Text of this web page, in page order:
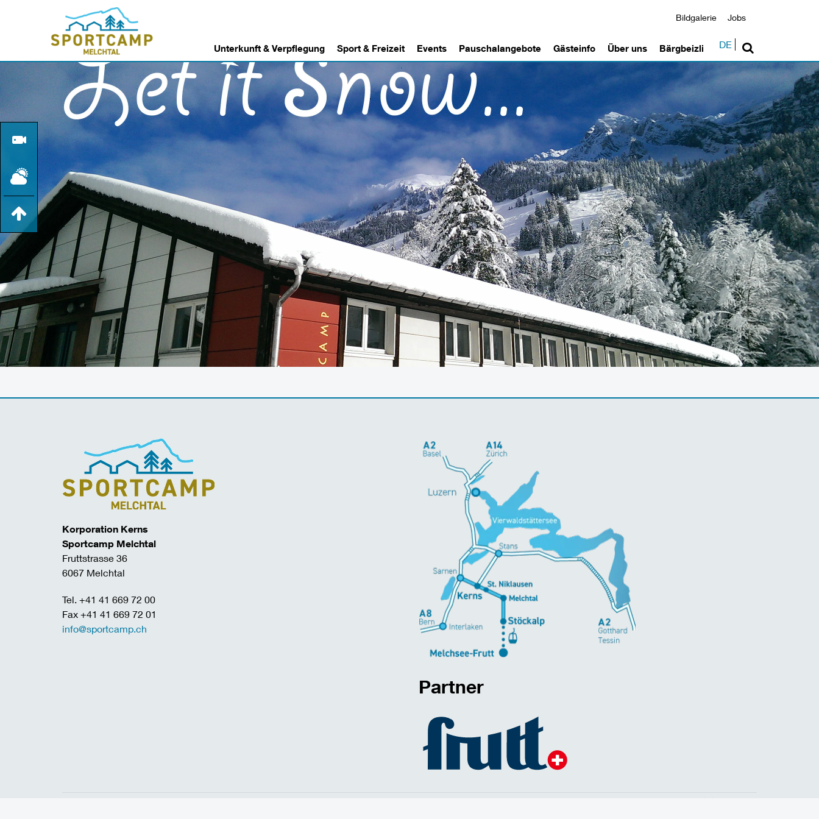
Bildgalerie Jobs
Unterkunft & Verpflegung Sport & Freizeit Events Pauschalangebote Gästeinfo Über uns Bärgbeizli DE
Korporation Kerns
Sportcamp Melchtal
Fruttstrasse 36
6067 Melchtal
Tel. +41 41 669 72 00
Fax +41 41 669 72 01
info@sportcamp.ch
Partner